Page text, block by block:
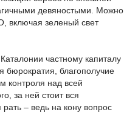
девяностыми. Можно
включая зеленый свет
частному капиталу
бюрократия, благополучие
контроля над всей
за ней стоит вся
– ведь на кону вопрос